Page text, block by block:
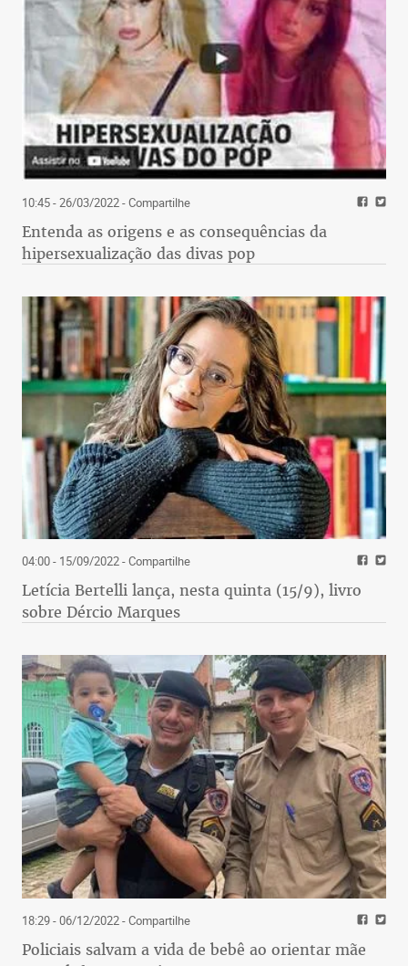
10:45 - 26/03/2022- Compartilhe
Entenda as origens e as consequências da
hipersexualização das divas pop
04:00 - 15/09/2022- Compartilhe
Letícia Bertelli lança, nesta quinta (15/9), livro
sobre Dércio Marques
18:29 - 06/12/2022- Compartilhe
Policiais salvam a vida de bebê ao orientar mãe